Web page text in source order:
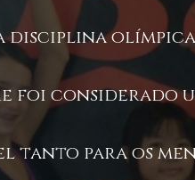
olímpica
foi considerado
tanto para os